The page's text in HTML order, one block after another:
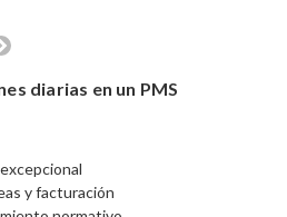
diarias en un PMS
y facturación